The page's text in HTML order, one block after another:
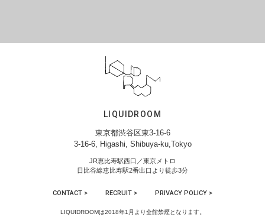
LIQUIDROOM
東京都渋谷区東3-16-6
3-16-6, Higashi, Shibuya-ku,Tokyo
JR恵比寿駅西口／東京メトロ
日比谷線恵比寿駅2番出口より徒歩3分
CONTACT > RECRUIT > PRIVACY POLICY >
LIQUIDROOMは2018年1月より全館禁煙となります。